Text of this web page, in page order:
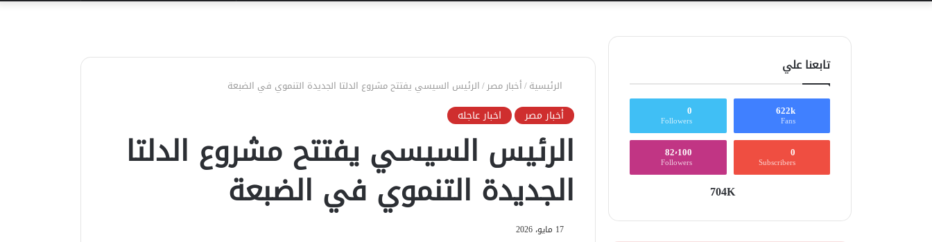
الرئيسية/أخبار مصر/الرئيس السيسي يفتتح مشروع الدلتا الجديدة التنموي في الضبعة
أخبار مصر اخبار عاجله
الرئيس السيسي يفتتح مشروع الدلتا
الجديدة التنموي في الضبعة
17 مايو، 2026
تابعنا علي
622k
Fans
0
Followers
0
Subscribers
82٬100
Followers
704K